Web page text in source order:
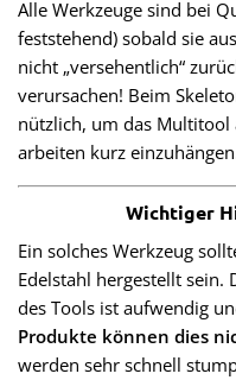
Alle Werkzeuge sind bei
feststehend) sobald sie
nicht „versehentlich“
verursachen! Beim
nützlich, um das
arbeiten kurz
Wichtiger
Ein solches Werkzeug
Edelstahl hergestellt sein.
des Tools ist aufwendig
Produkte können dies
werden sehr schnell